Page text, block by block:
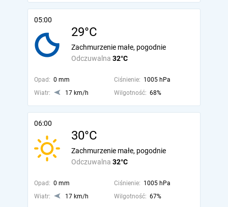
05:00
29°C
Odczuwalna 32°C
Zachmurzenie małe, pogodnie
Opad: 0 mm Ciśnienie: 1005 hPa
Wiatr:
17 km/h Wilgotność: 68%
06:00
30°C
Odczuwalna 32°C
Zachmurzenie małe, pogodnie
Opad: 0 mm Ciśnienie: 1005 hPa
Wiatr:
17 km/h Wilgotność: 67%